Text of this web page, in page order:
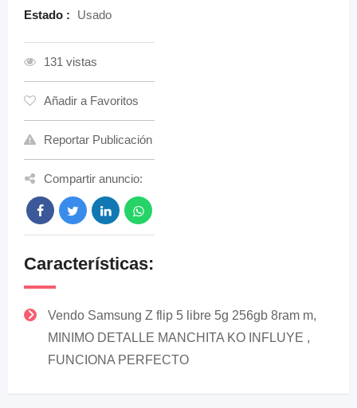
Estado :
Usado
131 vistas
Añadir a Favoritos
Reportar Publicación
Compartir anuncio:
Características:
Vendo Samsung Z flip 5 libre 5g 256gb 8ram m,
MINIMO DETALLE MANCHITA KO INFLUYE ,
FUNCIONA PERFECTO